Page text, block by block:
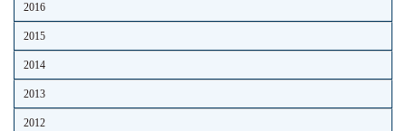
2016
2015
2014
2013
2012